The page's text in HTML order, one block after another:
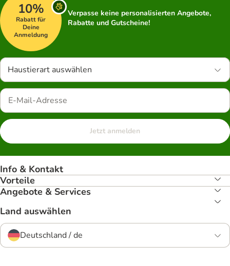
10%
Rabatt für
Deine
Anmeldung
Verpasse keine personalisierten Angebote,
Rabatte und Gutscheine!
Haustierart auswählen
Jetzt anmelden
Info & Kontakt
Vorteile
Angebote & Services
Land auswählen
Deutschland / de